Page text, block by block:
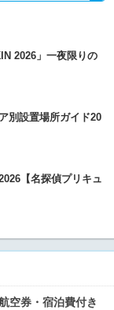
2026」一夜限りの
別設置場所ガイド20
【名探偵プリキュ
空券・宿泊費付き